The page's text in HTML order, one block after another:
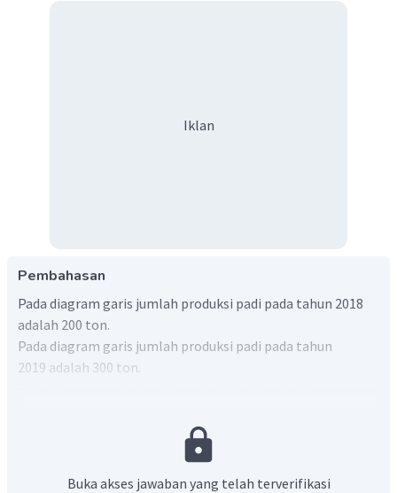
Iklan
Pembahasan
Pada diagram garis jumlah produksi padi pada tahun 2018
adalah 200 ton.
Pada diagram garis jumlah produksi padi pada tahun
2019 adalah 300 ton.
Dengan demikian jumlah produksi padi pada tahun
Buka akses jawaban yang telah terverifikasi